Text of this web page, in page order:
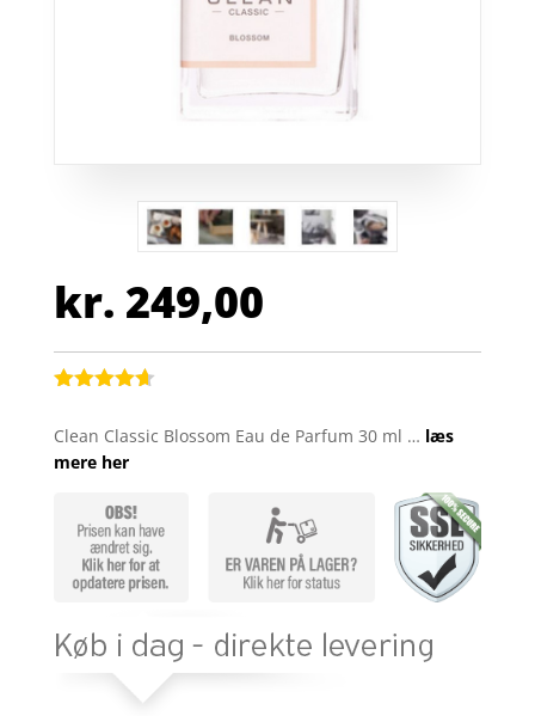
kr. 249,00
ud af 5
baseret på
Clean Classic Blossom Eau de Parfum 30 ml … læs
mere her